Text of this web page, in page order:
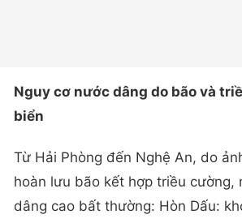
Nguy cơ nước dâng do bão và
biển
Từ Hải Phòng đến Nghệ An, do
hoàn lưu bão kết hợp triều cường,
dâng cao bất thường: Hòn Dấu: